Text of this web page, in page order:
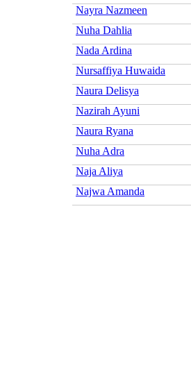
Nayra Nazmeen
Nuha Dahlia
Nada Ardina
Nursaffiya Huwaida
Naura Delisya
Nazirah Ayuni
Naura Ryana
Nuha Adra
Naja Aliya
Najwa Amanda